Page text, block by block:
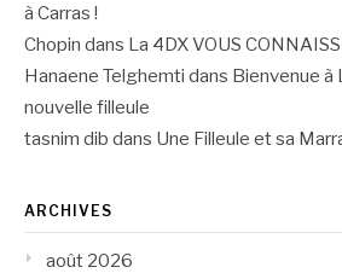
à Carras !
Chopin dans La 4DX VOUS
Hanaene Telghemti dans Bienvenue à
nouvelle filleule
tasnim dib dans Une Filleule et sa
ARCHIVES
août 2026